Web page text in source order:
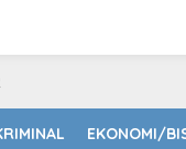
EKONOMI/